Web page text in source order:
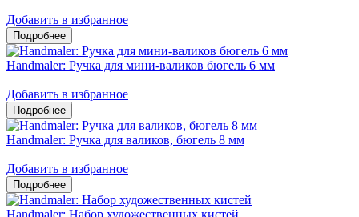
Добавить в избранное
Handmaler: Ручка для мини-валиков бюгель 6 мм
Добавить в избранное
Handmaler: Ручка для валиков, бюгель 8 мм
Добавить в избранное
Handmaler: Набор художественных кистей